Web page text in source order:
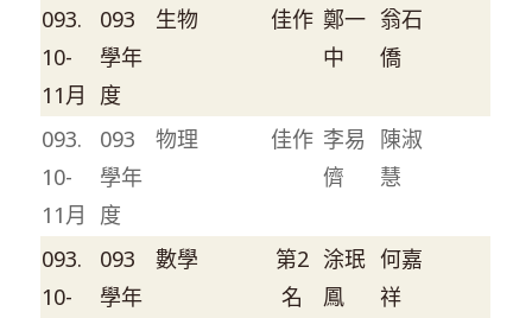
093.
10-
11月
093
學年
度
生物 佳作 鄭一
中
翁石
僑
093.
10-
11月
093
學年
度
物理 佳作 李易
儕
陳淑
慧
093.
10-
093
學年
數學
第2
名
涂珉
鳳
何嘉
祥